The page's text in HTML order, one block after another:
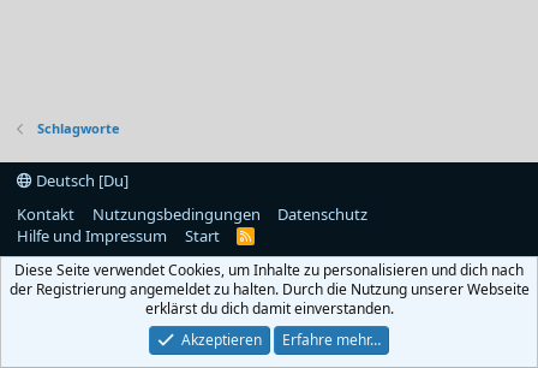
Schlagworte
Deutsch [Du]
Kontakt
Nutzungsbedingungen
Datenschutz
Hilfe und Impressum
Start
R
S
Diese Seite verwendet Cookies, um Inhalte zu personalisieren und dich nach
der Registrierung angemeldet zu halten. Durch die Nutzung unserer Webseite
erklärst du dich damit einverstanden.
Akzeptieren
Erfahre mehr…